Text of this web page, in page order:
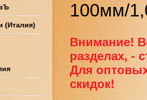
(Италия)
100мм/
Внимание!
разделах, -
Для
скидок!